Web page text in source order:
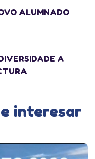
ALUMNADO
A
interesar